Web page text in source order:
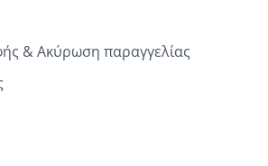
& Ακύρωση παραγγελίας